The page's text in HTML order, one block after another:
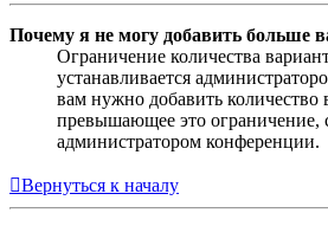
Почему я не могу добавить больше
Ограничение количества
устанавливается
вам нужно добавить количество
превышающее это ограничение,
администратором конференции.
Вернуться к началу